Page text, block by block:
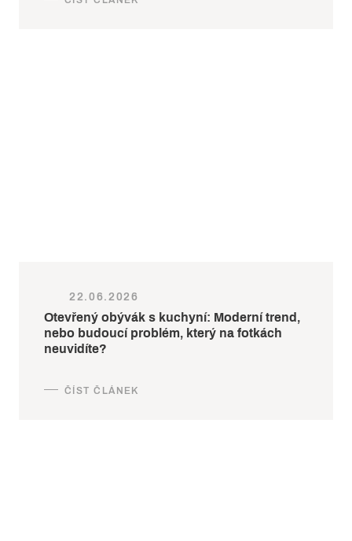
22.06.2026
Otevřený obývák s kuchyní: Moderní trend,
nebo budoucí problém, který na fotkách
neuvidíte?